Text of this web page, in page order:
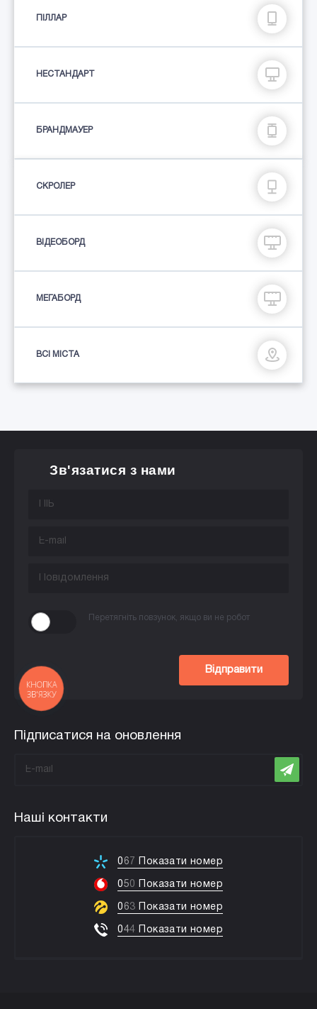
ПIЛЛАР
НЕСТАНДАРТ
БРАНДМАУЕР
СКРОЛЕР
ВІДЕОБОРД
МЕГАБОРД
ВСІ МІСТА
Зв'язатися з нами
Перетягніть повзунок, якщо ви не робот
Відправити
Підписатися на оновлення
Наші контакти
06 7 Показати номер
050 Показати номер
063 Показати номер
044 Показати номер
КНОПКА
ЗВ'ЯЗКУ